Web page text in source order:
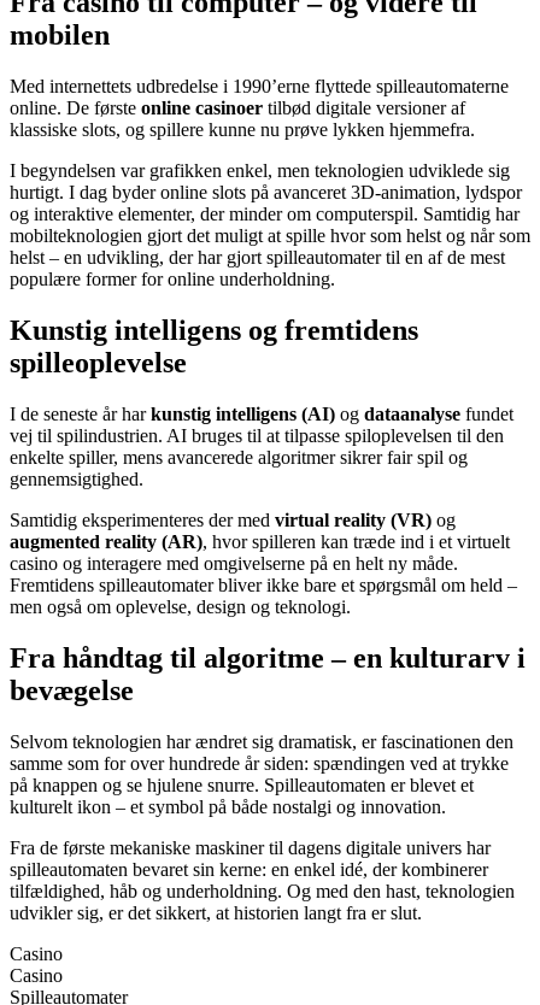
mobilen
Med internettets udbredelse i 1990’erne flyttede spilleautomaterne
online. De første online casinoer tilbød digitale versioner af
klassiske slots, og spillere kunne nu prøve lykken hjemmefra.
I begyndelsen var grafikken enkel, men teknologien udviklede sig
hurtigt. I dag byder online slots på avanceret 3D-animation, lydspor
og interaktive elementer, der minder om computerspil. Samtidig har
mobilteknologien gjort det muligt at spille hvor som helst og når som
helst – en udvikling, der har gjort spilleautomater til en af de mest
populære former for online underholdning.
Kunstig intelligens og fremtidens
spilleoplevelse
I de seneste år harkunstig intelligens (AI) og dataanalyse fundet
vej til spilindustrien. AI bruges til at tilpasse spiloplevelsen til den
enkelte spiller, mens avancerede algoritmer sikrer fair spil og
gennemsigtighed.
Samtidig eksperimenteres der med virtual reality (VR) og
augmented reality (AR), hvor spilleren kan træde ind i et virtuelt
casino og interagere med omgivelserne på en helt ny måde.
Fremtidens spilleautomater bliver ikke bare et spørgsmål om held –
men også om oplevelse, design og teknologi.
Fra håndtag til algoritme – en kulturarv i
bevægelse
Selvom teknologien har ændret sig dramatisk, er fascinationen den
samme som for over hundrede år siden: spændingen ved at trykke
på knappen og se hjulene snurre. Spilleautomaten er blevet et
kulturelt ikon – et symbol på både nostalgi og innovation.
Fra de første mekaniske maskiner til dagens digitale univers har
spilleautomaten bevaret sin kerne: en enkel idé, der kombinerer
tilfældighed, håb og underholdning. Og med den hast, teknologien
udvikler sig, er det sikkert, at historien langt fra er slut.
Casino
Casino
Spilleautomater